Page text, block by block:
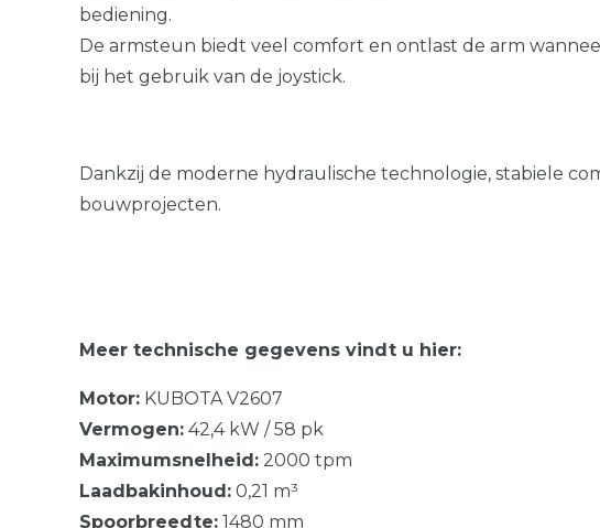
bediening.
De armsteun biedt veel comfort en ontlast de arm
bij het gebruik van de joystick.
Dankzij de moderne hydraulische technologie, stabiele
bouwprojecten.
Meer technische gegevens vindt u hier:
Motor: KUBOTA V2607
Vermogen: 42,4 kW / 58 pk
Maximumsnelheid: 2000 tpm
Laadbakinhoud: 0,21 m³
Spoorbreedte: 1480 mm